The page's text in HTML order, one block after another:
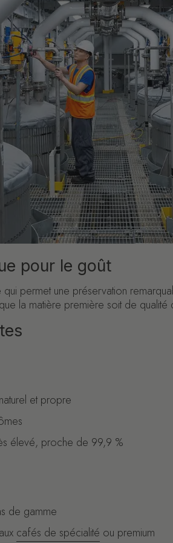
pour le goût
qui permet une préservation
la matière première soit de qualité
et propre
élevé, proche de 99,9 %
de gamme
cafés de spécialité ou premium